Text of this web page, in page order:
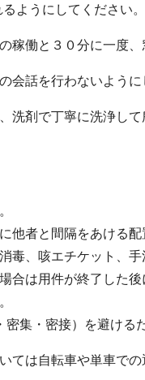
ようにしてください。
稼働と３０分に一度
会話を行わないように
洗剤で丁寧に洗浄し
他者と間隔をあける配
毒、咳エチケット、
合は用件が終了した
密集・密接）を避ける
ては自転車や単車で